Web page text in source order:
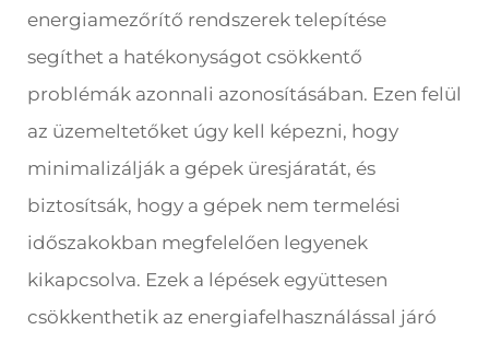
energiamezőrítő rendszerek telepítése
segíthet a hatékonyságot csökkentő
problémák azonnali azonosításában. Ezen felül
az üzemeltetőket úgy kell képezni, hogy
minimalizálják a gépek üresjáratát, és
biztosítsák, hogy a gépek nem termelési
időszakokban megfelelően legyenek
kikapcsolva. Ezek a lépések együttesen
csökkenthetik az energiafelhasználással járó